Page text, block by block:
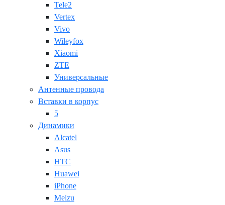
Tele2
Vertex
Vivo
Wileyfox
Xiaomi
ZTE
Универсальные
Антенные провода
Вставки в корпус
5
Динамики
Alcatel
Asus
HTC
Huawei
iPhone
Meizu